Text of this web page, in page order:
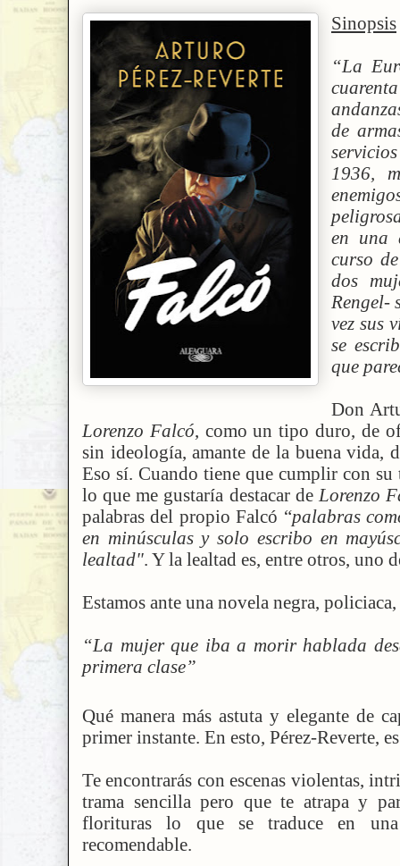
Sinopsis
“La
de
1936,
en una
curso
dos
Rengel-
vez sus
se
que
Don
Lorenzo Falcó, como un tipo duro, de
sin ideología, amante de la buena
Eso sí. Cuando tiene que cumplir con
lo que me gustaría destacar de Lorenzo
palabras del propio Falcó “palabras
en minúsculas y solo escribo en
lealtad". Y la lealtad es, entre otros, uno
Estamos ante una novela negra,
“La mujer que iba a morir hablada
primera clase”
Qué manera más astuta y elegante de
primer instante. En esto, Pérez-Reverte,
Te encontrarás con escenas violentas,
trama sencilla pero que te atrapa y
florituras lo que se traduce en
recomendable.